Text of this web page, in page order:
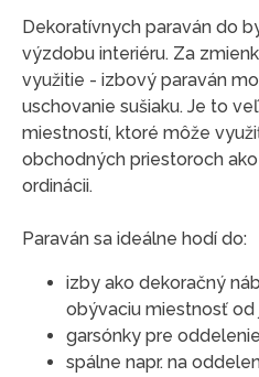
Dekoratívnych paraván do
výzdobu interiéru. Za
využitie - izbový paraván
uschovanie sušiaku. Je to
miestností, ktoré môže
obchodných priestoroch
ordinácii.
Paraván sa ideálne hodí do:
izby ako dekoračný
obývaciu miestnosť od
garsónky pre
spálne napr. na